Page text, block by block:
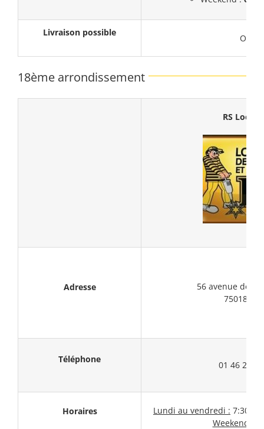
Livraison possible
Oui
18ème arrondissement
RS
Adresse
56 avenue de
75018
Téléphone
01 46 27
Horaires Lundi au vendredi : 7:30 –
Weekend :